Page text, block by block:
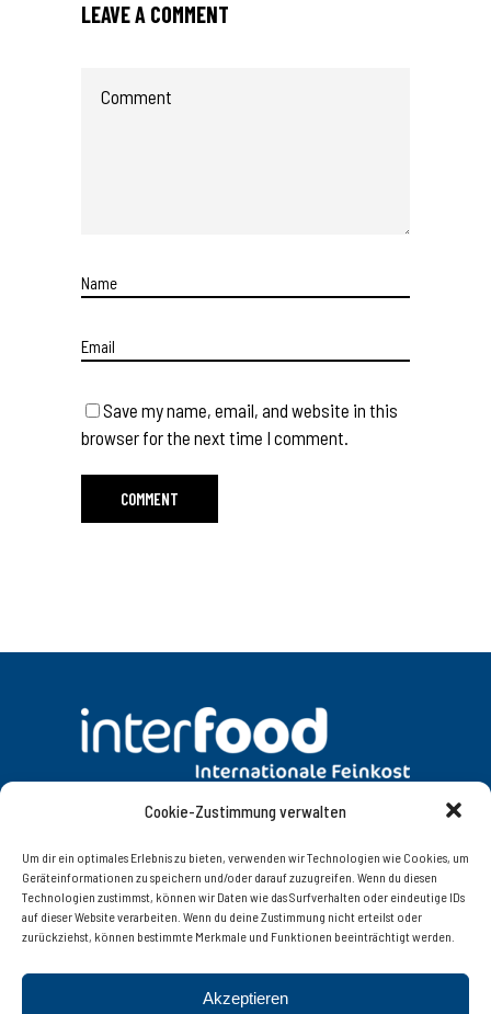
Cookie-Zustimmung verwalten
Um dir ein optimales Erlebnis zu bieten, verwenden wir Technologien wie Cookies, um
Geräteinformationen zu speichern und/oder darauf zuzugreifen. Wenn du diesen
Technologien zustimmst, können wir Daten wie das Surfverhalten oder eindeutige IDs
auf dieser Website verarbeiten. Wenn du deine Zustimmung nicht erteilst oder
zurückziehst, können bestimmte Merkmale und Funktionen beeinträchtigt werden.
Akzeptieren
LEAVE A COMMENT
Save my name, email, and website in this
browser for the next time I comment.
KONTAKT IMPRESSUM